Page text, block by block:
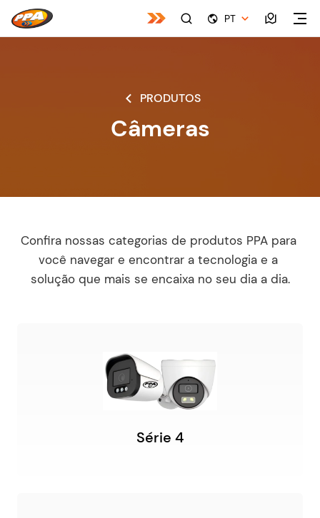
PT
PRODUTOS
Câmeras
Confira nossas categorias de produtos PPA para
você navegar e encontrar a tecnologia e a
solução que mais se encaixa no seu dia a dia.
Série 4